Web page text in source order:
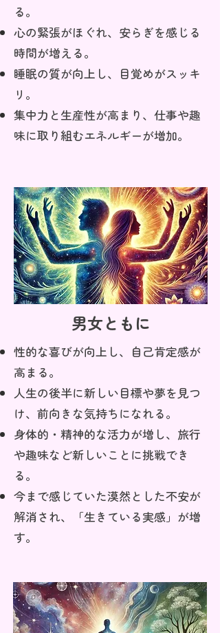
る。
心の緊張がほぐれ、安らぎを感じる
時間が増える。
睡眠の質が向上し、目覚めがスッキ
リ。
集中力と生産性が高まり、仕事や趣
味に取り組むエネルギーが増加。
男女ともに
性的な喜びが向上し、自己肯定感が
高まる。
人生の後半に新しい目標や夢を見つ
け、前向きな気持ちになれる。
身体的・精神的な活力が増し、旅行
や趣味など新しいことに挑戦でき
る。
今まで感じていた漠然とした不安が
解消され、「生きている実感」が増
す。